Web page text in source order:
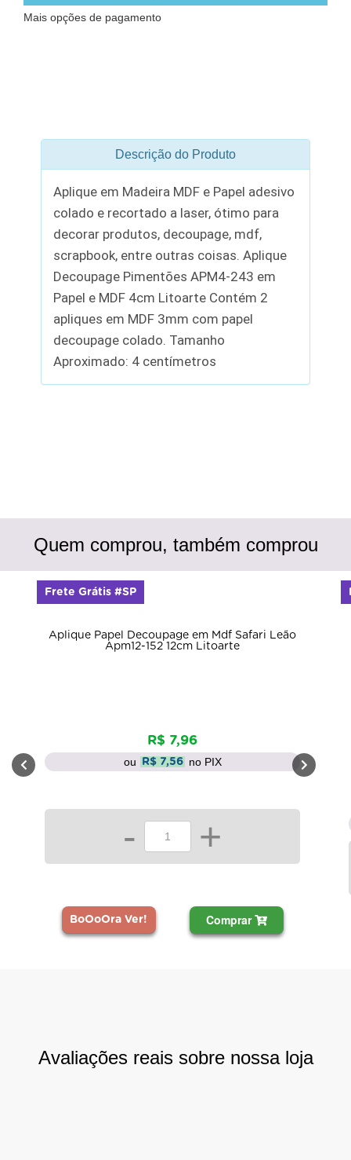
Mais opções de pagamento
Descrição do Produto
Aplique em Madeira MDF e Papel adesivo
colado e recortado a laser, ótimo para
decorar produtos, decoupage, mdf,
scrapbook, entre outras coisas. Aplique
Decoupage Pimentões APM4-243 em
Papel e MDF 4cm Litoarte Contém 2
apliques em MDF 3mm com papel
decoupage colado. Tamanho
Aproximado: 4 centímetros
Quem comprou, também comprou
Aplique Papel Decoupage em Mdf Safari Leão
Apm12-152 12cm Litoarte
R$ 7,96
ou R$ 7,56 no PIX
- +
BoOoOra Ver! Comprar
Frete Grátis #SP
Avaliações reais sobre nossa loja